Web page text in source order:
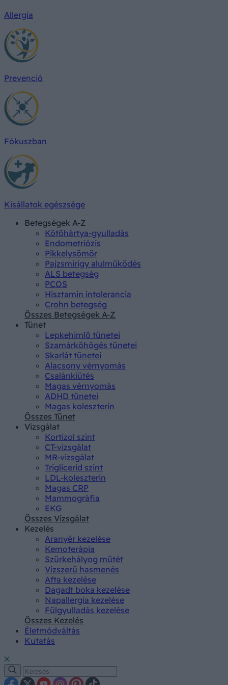
Allergia
Prevenció
Fókuszban
Kisállatok egészsége
Betegségek A-Z
Kötőhártya-gyulladás
Endometriózis
Pikkelysömör
Pajzsmirigy alulműködés
ALS betegség
PCOS
Hisztamin intolerancia
Crohn betegség
Összes Betegségek A-Z
Tünet
Lepkehimlő tünetei
Szamárköhögés tünetei
Skarlát tünetei
Alacsony vérnyomás
Csalánkiütés
Magas vérnyomás
ADHD tünetei
Magas koleszterin
Összes Tünet
Vizsgálat
Kortizol szint
CT-vizsgálat
MR-vizsgálat
Triglicerid szint
LDL-koleszterin
Magas CRP
Mammográfia
EKG
Összes Vizsgálat
Kezelés
Aranyér kezelése
Kemoterápia
Szürkehályog műtét
Vízszerű hasmenés
Afta kezelése
Dagadt boka kezelése
Napallergia kezelése
Fülgyulladás kezelése
Összes Kezelés
Életmódváltás
Kutatás